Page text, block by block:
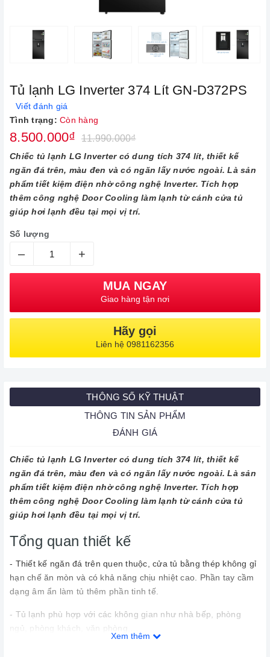
Tủ lạnh LG Inverter 374 Lít GN-D372PS
Viết đánh giá
Tình trạng: Còn hàng
8.500.000₫ 11.990.000₫
Chiếc tủ lạnh LG Inverter có dung tích 374 lít, thiết kế
ngăn đá trên, màu đen và có ngăn lấy nước ngoài. Là sản
phẩm tiết kiệm điện nhờ công nghệ Inverter. Tích hợp
thêm công nghệ Door Cooling làm lạnh từ cánh cửa tủ
giúp hơi lạnh đều tại mọi vị trí.
Số lượng
– +
MUA NGAY
Giao hàng tận nơi
Hãy gọi
Liên hệ 0981162356
THÔNG SỐ KỸ THUẬT
THÔNG TIN SẢN PHẨM
ĐÁNH GIÁ
Chiếc tủ lạnh LG Inverter có dung tích 374 lít, thiết kế
ngăn đá trên, màu đen và có ngăn lấy nước ngoài. Là sản
phẩm tiết kiệm điện nhờ công nghệ Inverter. Tích hợp
thêm công nghệ Door Cooling làm lạnh từ cánh cửa tủ
giúp hơi lạnh đều tại mọi vị trí.
Tổng quan thiết kế
- Thiết kế ngăn đá trên quen thuộc, cửa tủ bằng thép không gỉ
hạn chế ăn mòn và có khả năng chịu nhiệt cao. Phần tay cầm
dạng âm ẩn làm tủ thêm phần tinh tế.
- Tủ lạnh phù hợp với các không gian như nhà bếp, phòng
ngủ, phòng khách, văn phòng,…
Xem thêm